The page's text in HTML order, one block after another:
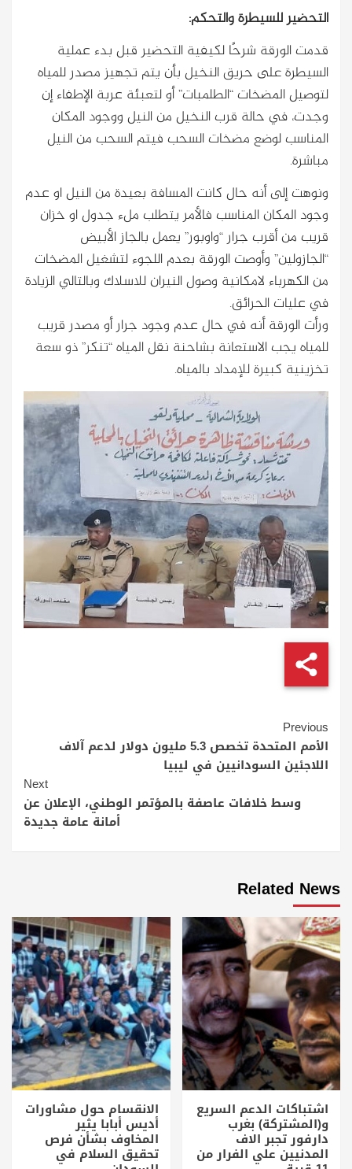
التحضير للسيطرة والتحكم:
قدمت الورقة شرحًا لكيفية التحضير قبل بدء عملية
السيطرة على حريق النخيل بأن يتم تجهيز مصدر للمياه
لتوصيل المضخات “الطلمبات” أو لتعبئة عربة الإطفاء إن
وجدت، في حالة قرب النخيل من النيل ووجود المكان
المناسب لوضع مضخات السحب فيتم السحب من النيل
مباشرة.
ونوهت إلى أنه حال كانت المسافة بعيدة من النيل او عدم
وجود المكان المناسب فالأمر يتطلب ملء جدول او خزان
قريب من أقرب جرار “واوبور” يعمل بالجاز الأبيض
“الجازولين” وأوصت الورقة بعدم اللجوء لتشغيل المضخات
من الكهرباء لامكانية وصول النيران للاسلاك وبالتالي الزيادة
في عليات الحرائق.
ورأت الورقة أنه في حال عدم وجود جرار أو مصدر قريب
للمياه يجب الاستعانة بشاحنة نقل المياه “تنكر” ذو سعة
تخزينية كبيرة للإمداد بالمياه.
Continue
Reading
Previous
الأمم المتحدة تخصص 5.3 مليون دولار لدعم آلاف
اللاجئين السودانيين في ليبيا
Next
وسط خلافات عاصفة بالمؤتمر الوطني، الإعلان عن
أمانة عامة جديدة
Related News
اشتباكات الدعم السريع
و(المشتركة) بغرب
دارفور تجبر الاف
المدنيين علي الفرار من
الانقسام حول مشاورات
أديس أبابا يثير
المخاوف بشأن فرص
تحقيق السلام في